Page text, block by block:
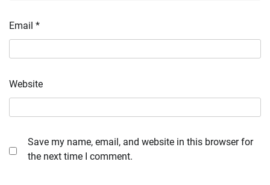
Email *
Website
Save my name, email, and website in this browser for
the next time I comment.